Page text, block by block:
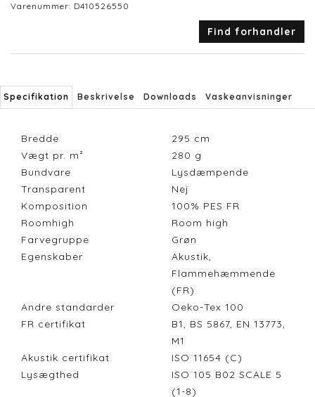
Varenummer: D410526550
Find forhandler
Specifikation Beskrivelse Downloads Vaskeanvisninger
Bredde 295 cm
Vægt pr. m²
280 g
Bundvare
Lysdæmpende
Transparent
Nej
Komposition
100% PES FR
Roomhigh
Room high
Farvegruppe
Grøn
Egenskaber
Akustik,
Flammehæmmende
(FR)
Andre standarder
Oeko-Tex 100
FR certifikat
B1, BS 5867, EN 13773,
M1
Akustik certifikat
ISO 11654 (C)
Lysægthed
ISO 105 B02 SCALE 5
(1-8)